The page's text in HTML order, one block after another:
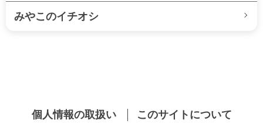
みやこのイチオシ
個人情報の取扱い
このサイトについて